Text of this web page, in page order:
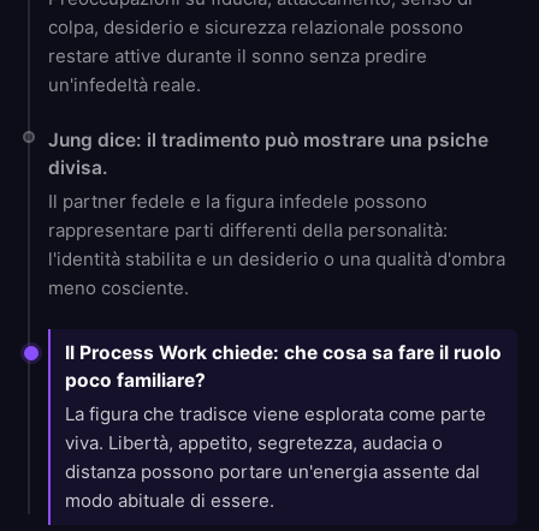
colpa, desiderio e sicurezza relazionale possono
restare attive durante il sonno senza predire
un'infedeltà reale.
Jung dice: il tradimento può mostrare una psiche
divisa.
Il partner fedele e la figura infedele possono
rappresentare parti differenti della personalità:
l'identità stabilita e un desiderio o una qualità d'ombra
meno cosciente.
Il Process Work chiede: che cosa sa fare il ruolo
poco familiare?
La figura che tradisce viene esplorata come parte
viva. Libertà, appetito, segretezza, audacia o
distanza possono portare un'energia assente dal
modo abituale di essere.